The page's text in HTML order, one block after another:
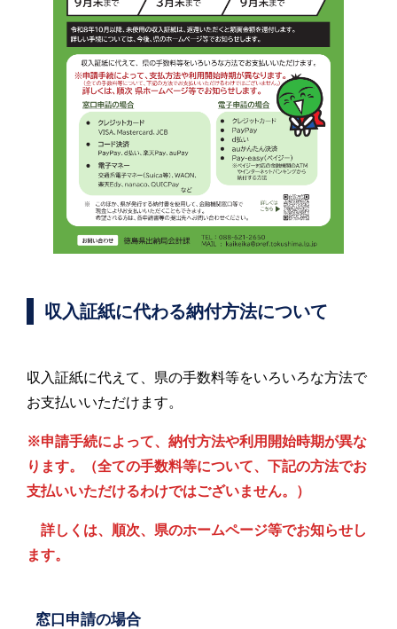
収入証紙に代わる納付方法について
収入証紙に代えて、県の手数料等をいろいろな方法で
お支払いいただけます。
※申請手続によって、納付方法や利用開始時期が異な
ります。（全ての手数料等について、下記の方法でお
支払いいただけるわけではございません。）
詳しくは、順次、県のホームページ等でお知らせし
ます。
窓口申請の場合